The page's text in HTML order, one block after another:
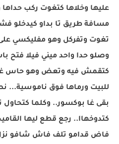
عليها وخلاها كتغوت ركب
مسافة طريق تا بداو كيدخلو
تغوت وتفركل وهو مفليكسي
وصلو حدا واحد ميني فيلا فتح
كتقمش فيه وتعض وهو حاس غا
للبيت ورماها فوق
بقى غا بوكسور.. وكلما
كتدوخهاا.. رجع قطع ليها
فاض قدامو تلف فاش شافو